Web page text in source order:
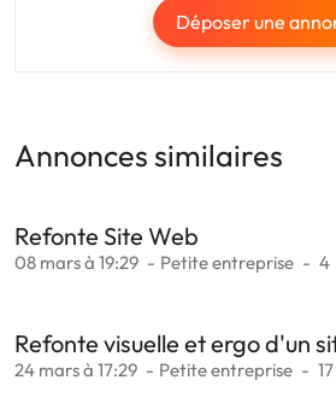
Déposer une
Annonces similaires
Refonte Site Web
08 mars à 19:29 Petite entreprise 4
Refonte visuelle et ergo d'un
24 mars à 17:29 Petite entreprise 17